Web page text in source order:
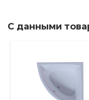
С данными